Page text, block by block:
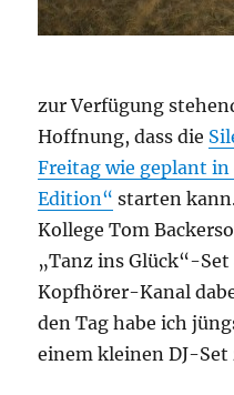
zur Verfügung
Hoffnung, dass die
Freitag wie geplant
Edition“ starten
Kollege Tom
„Tanz ins Glück“-
Kopfhörer-Kanal
den Tag habe ich
einem kleinen DJ-